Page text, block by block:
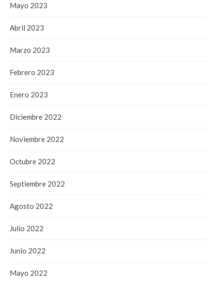
Mayo 2023
Abril 2023
Marzo 2023
Febrero 2023
Enero 2023
Diciembre 2022
Noviembre 2022
Octubre 2022
Septiembre 2022
Agosto 2022
Julio 2022
Junio 2022
Mayo 2022